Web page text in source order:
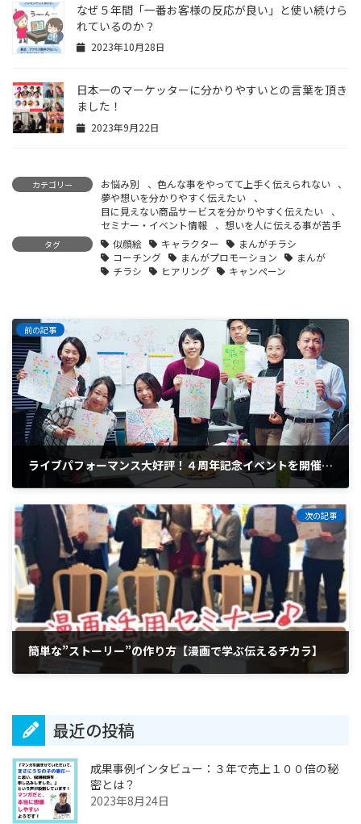
なぜ５年間「一番お客様の反応が良い」と使い続けら
れているのか？
2023年10月28日
日本一のマーケッターに分かりやすいとの言葉を頂き
ました！
2023年9月22日
カテゴリー お悩み別 、 色んな事をやってて上手く伝えられない
、
夢や想いを分かりやすく伝えたい
、
目に見えない商品サービスを分かりやすく伝えたい
、
セミナー・イベント情報
、 想いを人に伝える事が苦手
タグ 似顔絵 キャラクター
まんがチラシ
コーチング
まんがプロモーション
まんが
チラシ
ヒアリング キャンペーン
前の記事
ライブパフォーマンス大好評！４周年記念イベントを開催しました。
2017年11月1日
次の記事
簡単な”ストーリー”の作り方【漫画で学ぶ伝えるチカラ】
2017年11月18日
最近の投稿
成果事例インタビュー：３年で売上１００倍の秘
密とは？
2023年8月24日